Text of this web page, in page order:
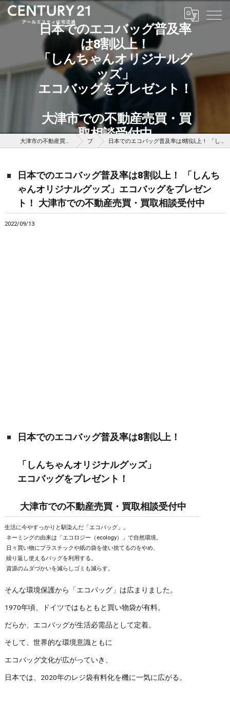
日本でのエコバッグ普及率
は8割以上！
「しんちゃんオリジナルグ
ッズ」
エコバッグをプレゼント！
大津市での不動産売買・買
取相談受付中
大津市の不動産買取はセンチュリー21アールエスティ住宅流通 ブログ 日本でのエコバッグ普及率は8割以上！ 「しんちゃんオリジナルグッズ」エコバッグをプレゼント！ 大津市での不動産売買・買取相談受付中
日本でのエコバッグ普及率は8割以上！ 「しんち
ゃんオリジナルグッズ」エコバッグをプレゼン
ト！ 大津市での不動産売買・買取相談受付中
2022/09/13
日本でのエコバッグ普及率は8割以上！
「しんちゃんオリジナルグッズ」
エコバッグをプレゼント！
大津市での不動産売買・買取相談受付中
生活に今やすっかりと馴染んだ「エコバッグ」。
ネーミングの由来は「エコロジー（ecology）」で自然環境。
日々買い物にプラスチックや紙の袋を使い捨てるのをやめ、
繰り返し使えるバッグを利用する。
資源のムダづかいを減らしゴミも減らす。
そんな環境保護から「エコバッグ」は広まりました。
1970年頃、ドイツではもともと買い物袋が有料。
だらか、エコバッグが生活必需品として定着。
そして、世界的な環境意識ともに
エコバッグ文化が広がっていき、
日本では、2020年のレジ袋有料化を機に一気に広がる。